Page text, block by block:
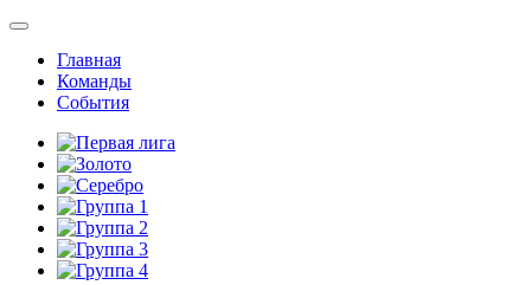
Главная
Команды
События